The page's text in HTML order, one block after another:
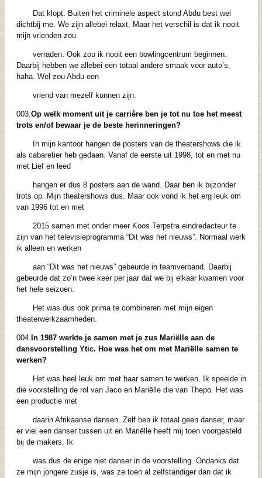
Dat klopt. Buiten het criminele aspect stond Abdu best wel
dichtbij me. We zijn allebei relaxt. Maar het verschil is dat ik nooit
mijn vrienden zou
verraden. Ook zou ik nooit een bowlingcentrum beginnen.
Daarbij hebben we allebei een totaal andere smaak voor auto’s,
haha. Wel zou Abdu een
vriend van mezelf kunnen zijn.
003.Op welk moment uit je carrière ben je tot nu toe het meest
trots en/of bewaar je de beste herinneringen?
In mijn kantoor hangen de posters van de theatershows die ik
als cabaretier heb gedaan. Vanaf de eerste uit 1998, tot en met nu
met Lief en leed
hangen er dus 8 posters aan de wand. Daar ben ik bijzonder
trots op. Mijn theatershows dus. Maar ook vond ik het erg leuk om
van 1996 tot en met
2015 samen metonder meer Koos Terpstra eindredacteur te
zijn van het televisieprogramma “Dit was het nieuws”. Normaal werk
ik alleen en werken
aan “Dit was het nieuws” gebeurde in teamverband. Daarbij
gebeurde dat zo’n twee keer per jaar dat we bij elkaar kwamen voor
het hele seizoen.
Het was dus ook prima te combineren met mijn eigen
theaterwerkzaamheden.
004. In 1987 werkte je samen met je zus Mariëlle aan de
dansvoorstelling Ytic. Hoe was het om met Mariëlle samen te
werken?
Het was heel leuk om met haar samen te werken. Ik speelde in
die voorstelling de rol van Jaco en Mariëlle die van Thepo. Het was
een productie met
daarin Afrikaanse dansen. Zelf ben ik totaal geen danser, maar
er viel een danser tussen uit en Mariëlle heeft mij toen voorgesteld
bij de makers. Ik
was dus de enige niet danser in de voorstelling. Ondanks dat
ze mijn jongere zusje is, was ze toen al zelfstandiger dan dat ik